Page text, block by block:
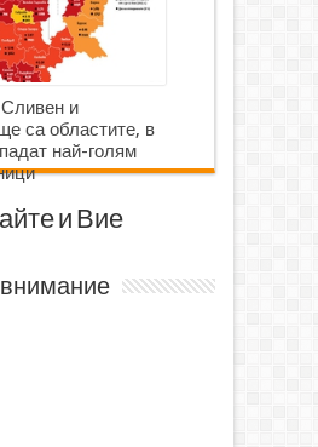
и
са областите, в
най-голям
и Вие